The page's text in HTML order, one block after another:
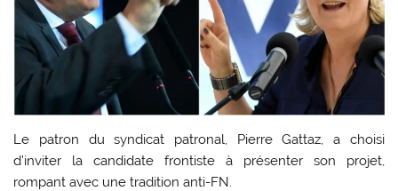
Le patron du syndicat patronal, Pierre Gattaz, a choisi
d’inviter la candidate frontiste à présenter son projet,
rompant avec une tradition anti-FN.